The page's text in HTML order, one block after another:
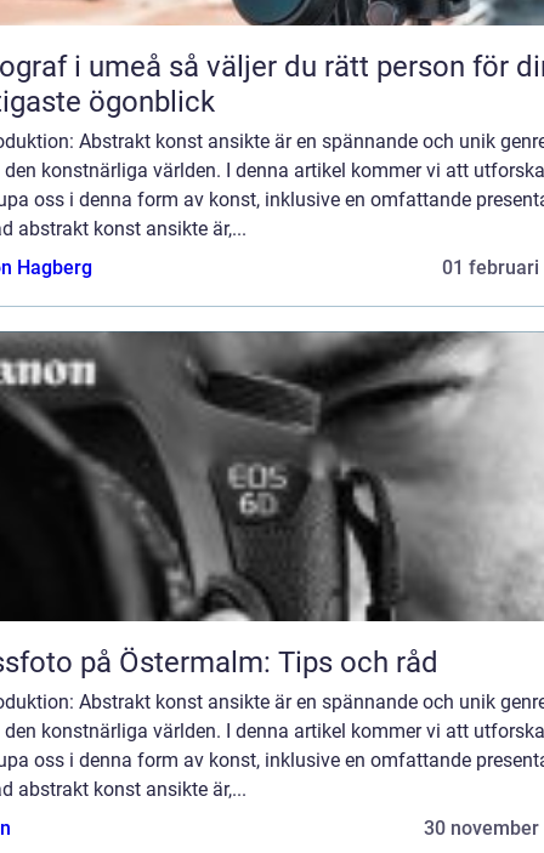
så väljer du rätt person för dina
ögonblick
Abstrakt konst ansikte är en spännande och unik
konstnärliga världen. I denna artikel kommer vi att
oss i denna form av konst, inklusive en omfattande
abstrakt konst ansikte är,...
Hagberg
01 februari
på Östermalm: Tips och råd
Abstrakt konst ansikte är en spännande och unik
konstnärliga världen. I denna artikel kommer vi att
oss i denna form av konst, inklusive en omfattande
abstrakt konst ansikte är,...
30 november